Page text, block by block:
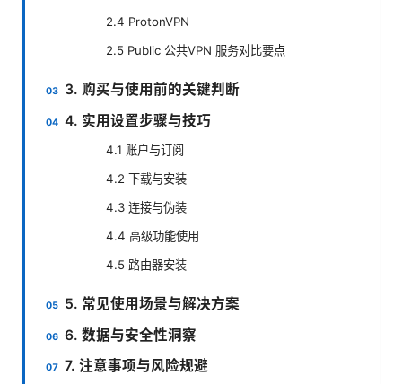
2.4 ProtonVPN
2.5 Public 公共VPN 服务对比要点
3. 购买与使用前的关键判断
4. 实用设置步骤与技巧
4.1 账户与订阅
4.2 下载与安装
4.3 连接与伪装
4.4 高级功能使用
4.5 路由器安装
5. 常见使用场景与解决方案
6. 数据与安全性洞察
7. 注意事项与风险规避